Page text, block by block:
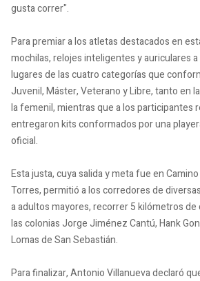
gusta correr".
Para premiar a los atletas destacados en
mochilas, relojes inteligentes y auriculares
lugares de las cuatro categorías que
Juvenil, Máster, Veterano y Libre, tanto en
la femenil, mientras que a los participantes
entregaron kits conformados por una
oficial.
Esta justa, cuya salida y meta fue en
Torres, permitió a los corredores de
a adultos mayores, recorrer 5 kilómetros
las colonias Jorge Jiménez Cantú, Hank
Lomas de San Sebastián.
Para finalizar, Antonio Villanueva declaró